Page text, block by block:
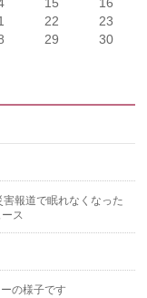
22
23
29
30
報道で眠れなくなった
ス
の様子です